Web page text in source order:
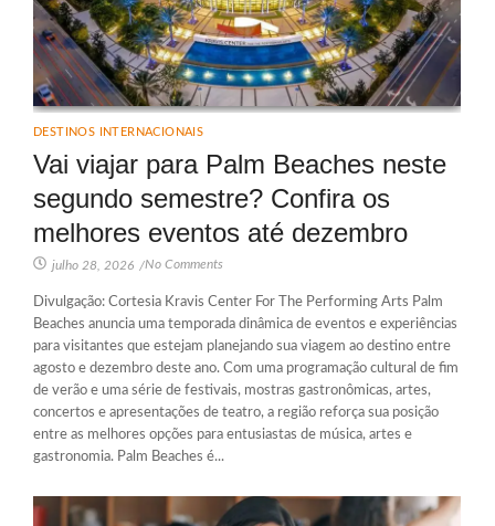
DESTINOS INTERNACIONAIS
Vai viajar para Palm Beaches neste
segundo semestre? Confira os
melhores eventos até dezembro
julho 28, 2026 /No Comments
Divulgação: Cortesia Kravis Center For The Performing Arts Palm
Beaches anuncia uma temporada dinâmica de eventos e experiências
para visitantes que estejam planejando sua viagem ao destino entre
agosto e dezembro deste ano. Com uma programação cultural de fim
de verão e uma série de festivais, mostras gastronômicas, artes,
concertos e apresentações de teatro, a região reforça sua posição
entre as melhores opções para entusiastas de música, artes e
gastronomia. Palm Beaches é...